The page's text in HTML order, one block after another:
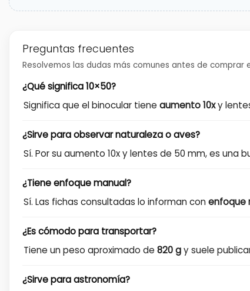
Preguntas frecuentes
Resolvemos las dudas más comunes antes de comprar
¿Qué significa 10×50?
Significa que el binocular tiene aumento 10xy
¿Sirve para observar naturaleza o aves?
Sí. Por su aumento 10x y lentes de 50 mm, es
¿Tiene enfoque manual?
Sí. Las fichas consultadas lo informan conenfoque
¿Es cómodo para transportar?
Tiene un peso aproximado de 820 gy suele
¿Sirve para astronomía?